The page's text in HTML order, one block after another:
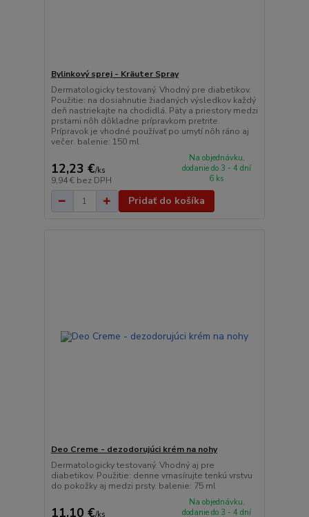
Bylinkový sprej - Kräuter Spray
Dermatologicky testovaný. Vhodný pre diabetikov.
Použitie: na dosiahnutie žiadaných výsledkov každý
deň nastriekajte na chodidlá. Päty a priestory medzi
prstami nôh dôkladne prípravkom pretrite.
Prípravok je vhodné používať po umytí nôh ráno aj
večer. balenie: 150 ml
12,23 €/ks
9,94 € bez DPH
Na objednávku,
dodanie do 3 - 4 dní
6 ks
Pridať do košíka
Deo Creme - dezodorujúci krém na nohy
Dermatologicky testovaný. Vhodný aj pre
diabetikov. Použitie: denne vmasírujte tenkú vrstvu
do pokožky aj medzi prsty. balenie: 75 ml
11,10 €/ks
Na objednávku,
dodanie do 3 - 4 dní